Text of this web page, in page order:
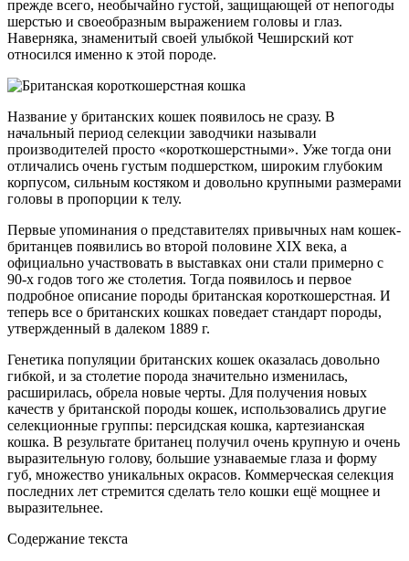
прежде всего, необычайно густой, защищающей от непогоды
шерстью и своеобразным выражением головы и глаз.
Наверняка, знаменитый своей улыбкой Чеширский кот
относился именно к этой породе.
Название у британских кошек появилось не сразу. В
начальный период селекции заводчики называли
производителей просто «короткошерстными». Уже тогда они
отличались очень густым подшерстком, широким глубоким
корпусом, сильным костяком и довольно крупными размерами
головы в пропорции к телу.
Первые упоминания о представителях привычных нам кошек-
британцев появились во второй половине XIX века, а
официально участвовать в выставках они стали примерно с
90-х годов того же столетия. Тогда появилось и первое
подробное описание породы британская короткошерстная. И
теперь все о британских кошках поведает стандарт породы,
утвержденный в далеком 1889 г.
Генетика популяции британских кошек оказалась довольно
гибкой, и за столетие порода значительно изменилась,
расширилась, обрела новые черты. Для получения новых
качеств у британской породы кошек, использовались другие
селекционные группы: персидская кошка, картезианская
кошка. В результате британец получил очень крупную и очень
выразительную голову, большие узнаваемые глаза и форму
губ, множество уникальных окрасов. Коммерческая селекция
последних лет стремится сделать тело кошки ещё мощнее и
выразительнее.
Содержание текста